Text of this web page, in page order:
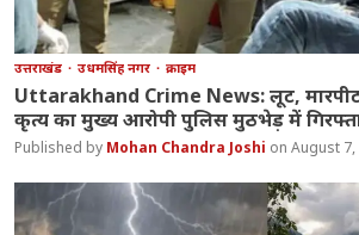
उत्तराखंड उधमसिंह नगर क्राइम
Uttarakhand Crime News: लूट,
कृत्य का मुख्य आरोपी पुलिस मुठभेड़ में
Mohan Chandra Joshi August 7,